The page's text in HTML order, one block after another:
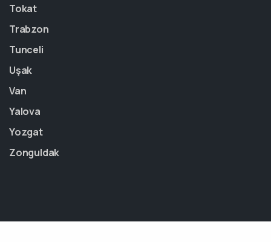
Tokat
Trabzon
Tunceli
Uşak
Van
Yalova
Yozgat
Zonguldak